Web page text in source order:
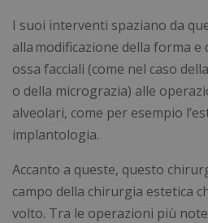
I suoi interventi spaziano da
alla modificazione della forma e
ossa facciali (come nel caso
o della micrograzia) alle
alveolari, come per esempio
implantologia.
Accanto a queste, questo
campo della chirurgia estetica
volto. Tra le operazioni più